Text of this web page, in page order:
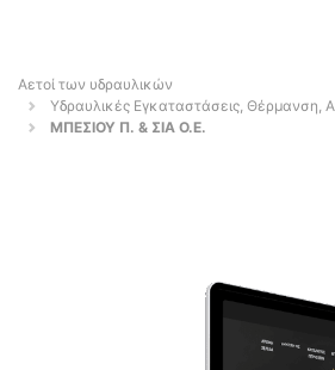
Αετοί των υδραυλικών
Υδραυλικές Εγκαταστάσεις, Θέρμανση,
ΜΠΕΣΙΟΥ Π. & ΣΙΑ Ο.Ε.